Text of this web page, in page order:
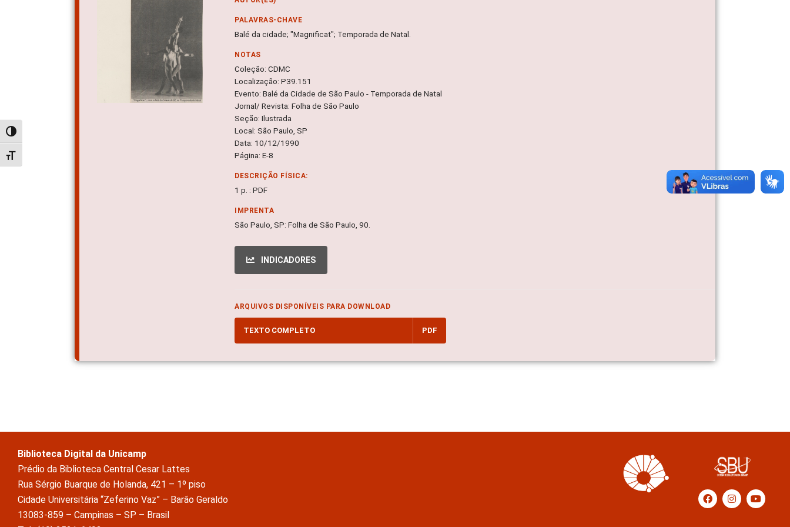
Alternar alto contraste
Alternar tamanho da fonte
PALAVRAS-CHAVE
Balé da cidade; "Magnificat"; Temporada de Natal.
NOTAS
Coleção: CDMC
Localização: P39.151
Evento: Balé da Cidade de São Paulo - Temporada de Natal
Jornal/ Revista: Folha de São Paulo
Seção: Ilustrada
Local: São Paulo, SP
Data: 10/12/1990
Página: E-8
DESCRIÇÃO FÍSICA:
1 p. : PDF
IMPRENTA
São Paulo, SP: Folha de São Paulo, 90.
INDICADORES
ARQUIVOS DISPONÍVEIS PARA DOWNLOAD
TEXTO COMPLETO PDF
Biblioteca Digital da Unicamp
Prédio da Biblioteca Central Cesar Lattes
Rua Sérgio Buarque de Holanda, 421 – 1º piso
Cidade Universitária “Zeferino Vaz” – Barão Geraldo
13083-859 – Campinas – SP – Brasil